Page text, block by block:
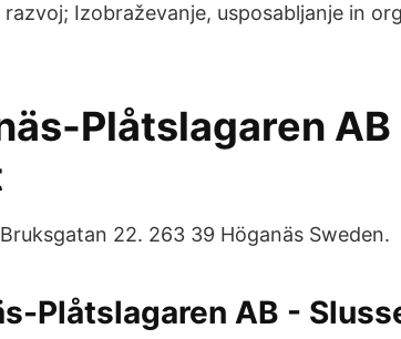
razvoj; Izobraževanje, usposabljanje in
Plåtslagaren AB
22. 263 39 Höganäs Sweden.
Plåtslagaren AB -